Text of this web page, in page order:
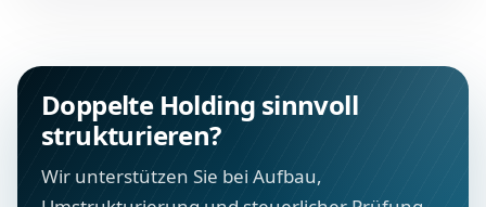
Doppelte Holding sinnvoll
strukturieren?
Wir unterstützen Sie bei Aufbau,